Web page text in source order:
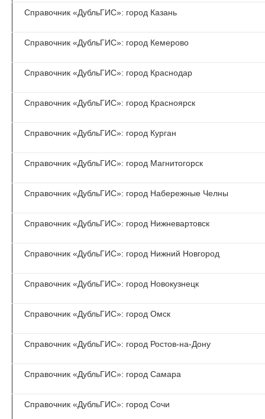
Справочник «ДубльГИС»: город Казань
Справочник «ДубльГИС»: город Кемерово
Справочник «ДубльГИС»: город Краснодар
Справочник «ДубльГИС»: город Красноярск
Справочник «ДубльГИС»: город Курган
Справочник «ДубльГИС»: город Магнитогорск
Справочник «ДубльГИС»: город Набережные Челны
Справочник «ДубльГИС»: город Нижневартовск
Справочник «ДубльГИС»: город Нижний Новгород
Справочник «ДубльГИС»: город Новокузнецк
Справочник «ДубльГИС»: город Омск
Справочник «ДубльГИС»: город Ростов-на-Дону
Справочник «ДубльГИС»: город Самара
Справочник «ДубльГИС»: город Сочи